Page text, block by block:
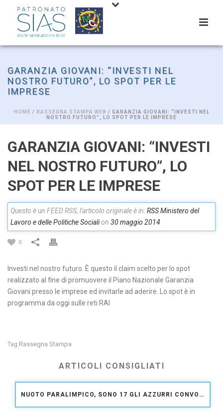
GARANZIA GIOVANI: “INVESTI NEL
NOSTRO FUTURO”, LO SPOT PER LE
IMPRESE
HOME / RASSEGNA STAMPA WEB / GARANZIA GIOVANI: “INVESTI NEL
NOSTRO FUTURO”, LO SPOT PER LE IMPRESE
GARANZIA GIOVANI: “INVESTI
NEL NOSTRO FUTURO”, LO
SPOT PER LE IMPRESE
Questo è un FEED RSS, l'articolo originale è in:RSS Ministero del
Lavoro e delle Politiche Socialion 30 maggio 2014
0
Investi nel nostro futuro. È questo il claim scelto per lo spot
realizzato al fine di promuovere il Piano Nazionale Garanzia
Giovani presso le imprese ed invitarle ad aderire. Lo spot è in
programma da oggi sulle reti RAI
Tag:Rassegna Stampa
ARTICOLI CONSIGLIATI
NUOTO PARALIMPICO, SONO 17 GLI AZZURRI CONVOCATI PER I CAMPIONATI EUROPEI DI FUNCHAL